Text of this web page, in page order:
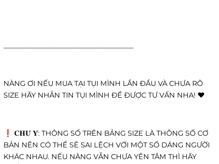
NÀNG ƠI NẾU MUA TẠI TỤI MÌNH LẦN ĐẦU VÀ CHƯA RÕ
SIZE HÃY NHẮN TIN TỤI MÌNH ĐỂ ĐƯỢC TƯ VẤN NHA! ❤️
❗️ 𝐂𝐇𝐔́ 𝐘́: THÔNG SỐ TRÊN BẢNG SIZE LÀ THÔNG SỐ CƠ
BẢN NÊN CÓ THỂ SẼ SAI LỆCH VỚI MỘT SỐ DÁNG NGƯỜI
KHÁC NHAU. NẾU NÀNG VẪN CHƯA YÊN TÂM THÌ HÃY